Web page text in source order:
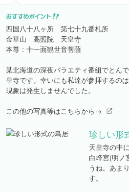
四国八十八ヶ所 第七十九番札所
金華山 高照院 天皇寺
本尊：十一面観世音菩薩
某北海道の深夜バラエティ番組でとん
皇寺です。幸いにも私達が参拝するの
現象は発生しませんでした。
この他の写真等はこちらから→
珍しい形
天皇寺の中
白峰宮(明ノ
うね。あま
す。